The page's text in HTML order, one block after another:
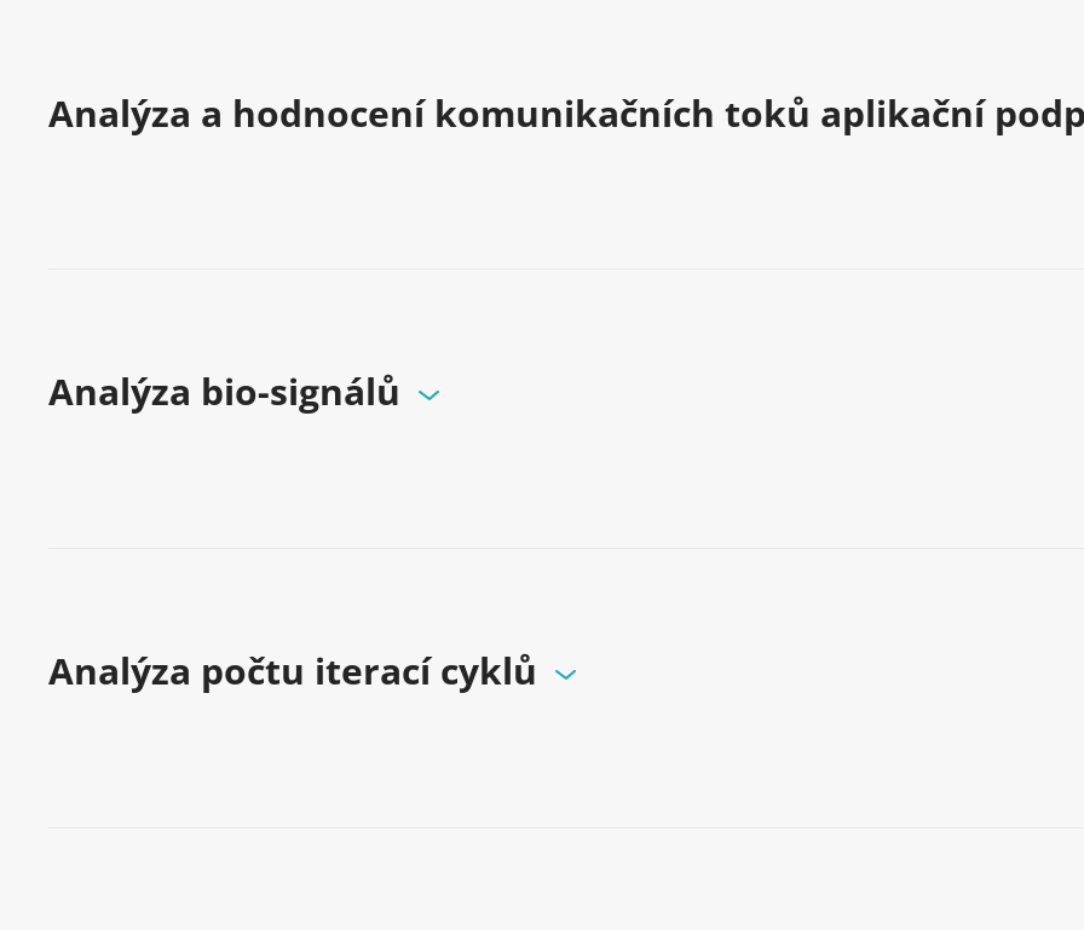
Analýza a hodnocení komunikačních toků aplikační
Analýza bio-signálů
Analýza počtu iterací cyklů